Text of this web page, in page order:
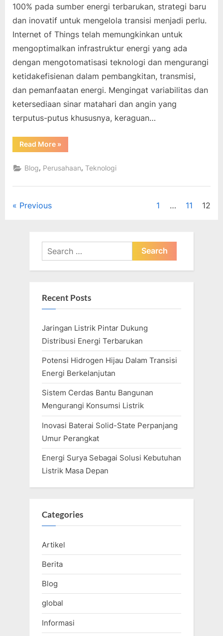
100% pada sumber energi terbarukan, strategi baru
dan inovatif untuk mengelola transisi menjadi perlu.
Internet of Things telah memungkinkan untuk
mengoptimalkan infrastruktur energi yang ada
dengan mengotomatisasi teknologi dan mengurangi
ketidakefisienan dalam pembangkitan, transmisi,
dan pemanfaatan energi. Mengingat variabilitas dan
ketersediaan sinar matahari dan angin yang
terputus-putus khususnya, keraguan…
Read More“Hari
Energi
2019:
Pengontrolan
energi
»
Blog, Perusahaan,Teknologi
Posts
Previous 1 … 11 12
Search
for:
Recent Posts
Jaringan Listrik Pintar Dukung
Distribusi Energi Terbarukan
Potensi Hidrogen Hijau Dalam Transisi
Energi Berkelanjutan
Sistem Cerdas Bantu Bangunan
Mengurangi Konsumsi Listrik
Inovasi Baterai Solid-State Perpanjang
Umur Perangkat
Energi Surya Sebagai Solusi Kebutuhan
Listrik Masa Depan
Categories
Artikel
Berita
Blog
global
Informasi